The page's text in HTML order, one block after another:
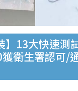
】13大快速測
衛生署認可/